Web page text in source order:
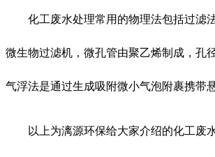
化工废水处理常用的物理法包括过滤
微生物过滤机，微孔管由聚乙烯制成，孔
气浮法是通过生成吸附微小气泡附裹携带
以上为漓源环保给大家介绍的化工废